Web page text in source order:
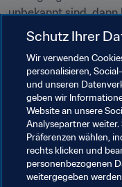
unbekannt sind,
angesichts von so
Jetzt erlebt die
und entdeckt, dass
talentierten
braucht es viel
Portugiesen sagen.
Verwandte
Schutz Ihrer
Wir verwenden
personalisieren,
und unseren
geben wir
Website an unsere
Analysepartner
Präferenzen wählen,
rechts klicken und
personenbezogenen
weitergegeben